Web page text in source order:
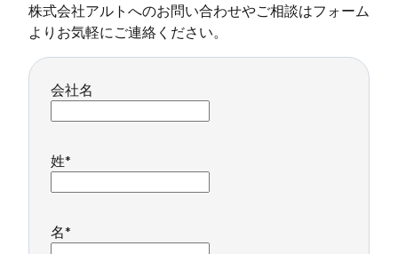
株式会社アルトへのお問い合わせやご相談はフォーム
よりお気軽にご連絡ください。
会社名
姓*
名*